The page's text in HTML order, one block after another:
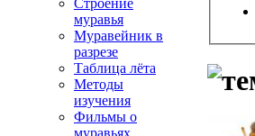
Строение
муравья
Муравейник в
разрезе
Таблица лёта
Методы
изучения
Фильмы о
муравьях